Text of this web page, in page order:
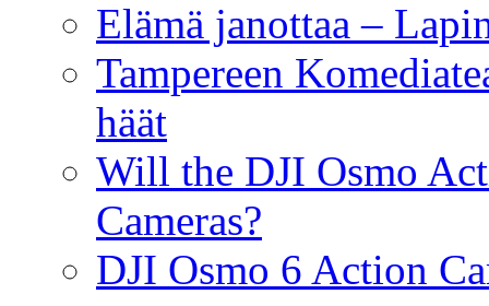
Elämä janottaa –
Tampereen
häät
Will the DJI Osmo
Cameras?
DJI Osmo 6 Action